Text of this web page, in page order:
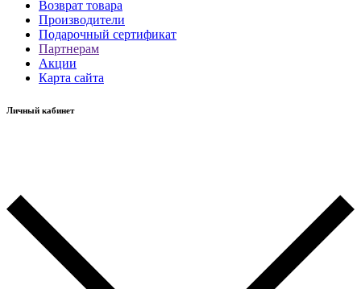
Возврат товара
Производители
Подарочный сертификат
Партнерам
Акции
Карта сайта
Личный кабинет